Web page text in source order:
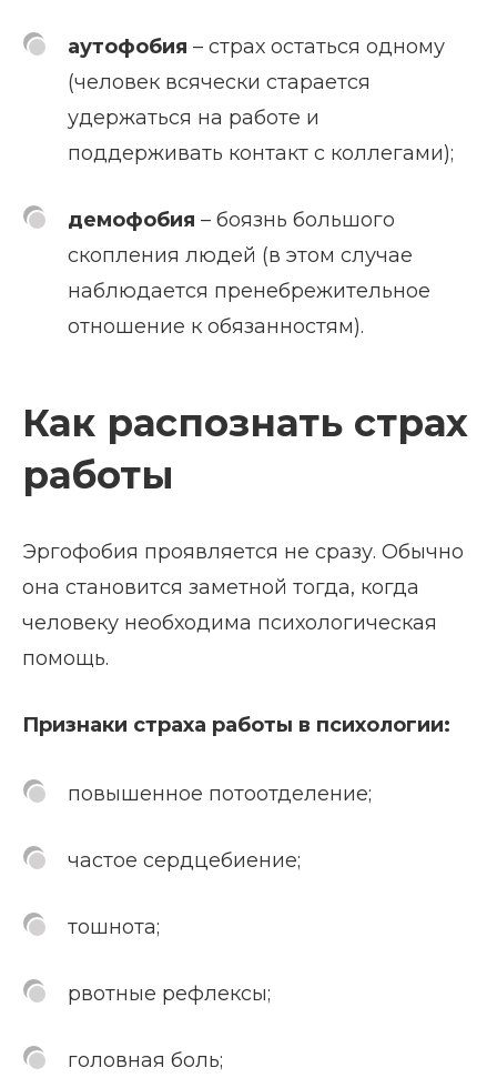
аутофобия – страх остаться одному
(человек всячески старается
удержаться на работе и
поддерживать контакт с коллегами);
демофобия – боязнь большого
скопления людей (в этом случае
наблюдается пренебрежительное
отношение к обязанностям).
Как распознать страх
работы
Эргофобия проявляется не сразу. Обычно
она становится заметной тогда, когда
человеку необходима психологическая
помощь.
Признаки страха работы в психологии:
повышенное потоотделение;
частое сердцебиение;
тошнота;
рвотные рефлексы;
головная боль;